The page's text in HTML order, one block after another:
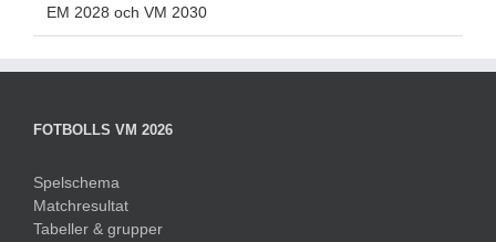
EM 2028 och VM 2030
FOTBOLLS VM 2026
Spelschema
Matchresultat
Tabeller & grupper